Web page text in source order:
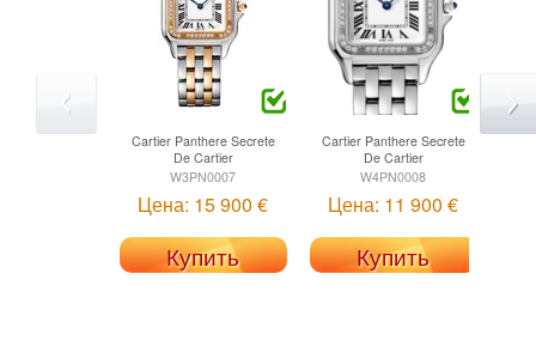
CartierPanthere Secrete
De Cartier
W3PN0007
Цена: 15 900 €
Купить
CartierPanthere Secrete
De Cartier
W4PN0008
Цена: 11 900 €
Купить